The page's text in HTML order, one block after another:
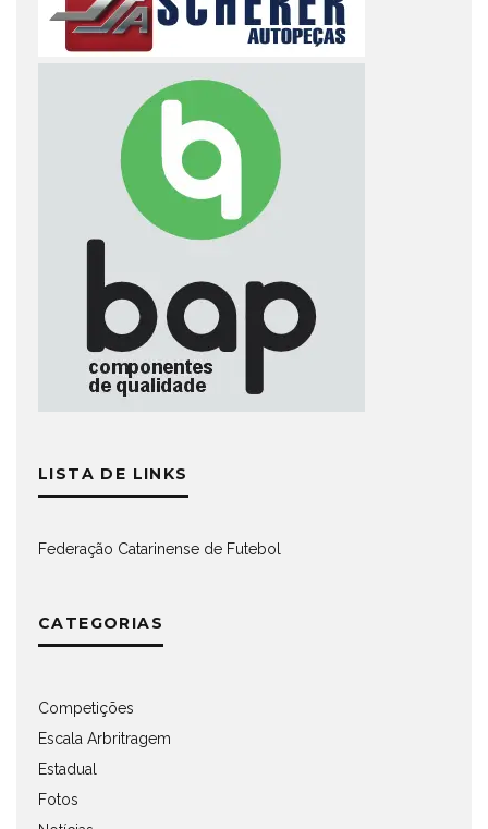
LISTA DE LINKS
Federação Catarinense de Futebol
CATEGORIAS
Competições
Escala Arbritragem
Estadual
Fotos